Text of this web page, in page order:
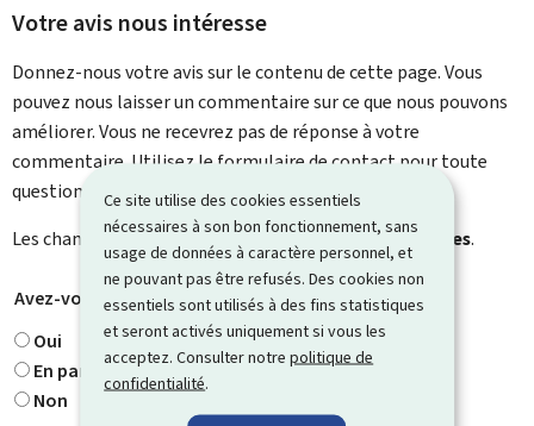
Ce site utilise des cookies essentiels
nécessaires à son bon fonctionnement, sans
usage de données à caractère personnel, et
ne pouvant pas être refusés. Des cookies non
essentiels sont utilisés à des fins statistiques
et seront activés uniquement si vous les
acceptez. Consulter notrepolitique de
confidentialité.
Votre avis nous intéresse
Donnez-nous votre avis sur le contenu de cette page. Vous
pouvez nous laisser un commentaire sur ce que nous pouvons
améliorer. Vous ne recevrez pas de réponse à votre
commentaire. Utilisez le formulaire de contact pour toute
question particulière.
Les champs marqués d’une étoile ( * ) sontobligatoires.
Avez-vous trouvé ce que vous cherchiez ? *
Oui
En partie
Non